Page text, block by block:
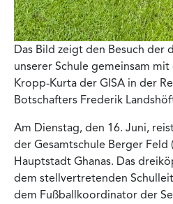
Das Bild zeigt den Besuch
unserer Schule gemeinsam
Kropp-Kurta der GISA in der
Botschafters Frederik
Am Dienstag, den 16. Juni,
der Gesamtschule Berger Feld
Hauptstadt Ghanas. Das
dem stellvertretenden
dem Fußballkoordinator der